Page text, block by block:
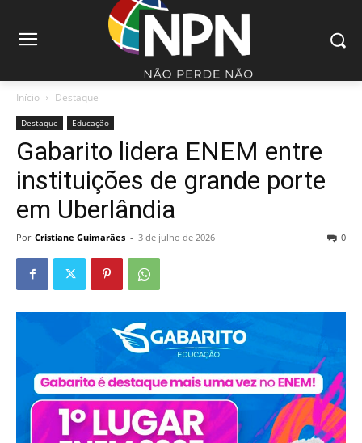
Início Destaque
Destaque Educação
Gabarito lidera ENEM entre
instituições de grande porte
em Uberlândia
Por Cristiane Guimarães - 3 de julho de 2026 0